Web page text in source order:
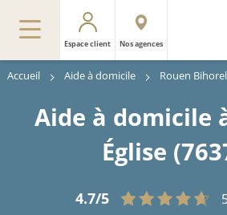
Espace client Nos agences
Accueil Aide à domicile Rouen Bihorel
Aide à domicile
Église
4.7/5